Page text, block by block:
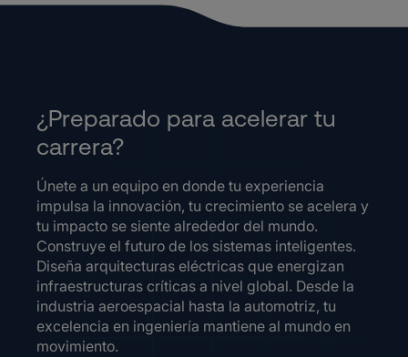
¿Preparado para acelerar tu
carrera?
Únete a un equipo en donde tu experiencia
impulsa la innovación, tu crecimiento se acelera y
tu impacto se siente alrededor del mundo.
Construye el futuro de los sistemas inteligentes.
Diseña arquitecturas eléctricas que energizan
infraestructuras críticas a nivel global. Desde la
industria aeroespacial hasta la automotriz, tu
excelencia en ingeniería mantiene al mundo en
movimiento.